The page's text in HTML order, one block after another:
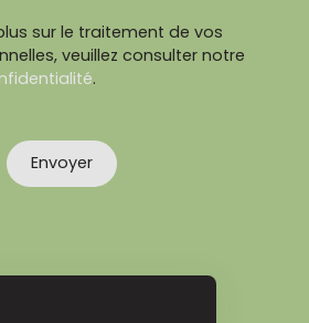
sur le traitement de vos
veuillez consulter notre
.
Envoyer